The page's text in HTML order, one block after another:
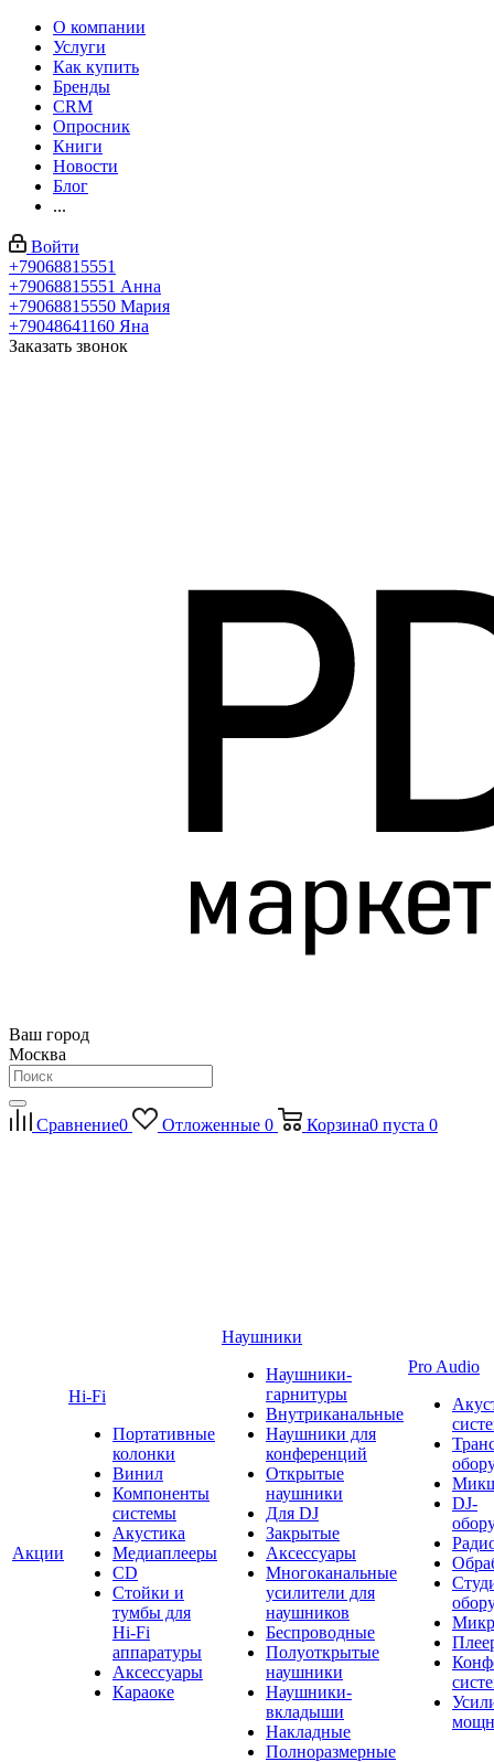
О компании
Услуги
Как купить
Бренды
CRM
Опросник
Книги
Новости
Блог
...
Войти
+79068815551
+79068815551 Анна
+79068815550 Мария
+79048641160 Яна
Заказать звонок
Ваш город
Москва
Сравнение0 Отложенные 0 Корзина0 пуста 0
Акции
Hi-Fi
Портативные
колонки
Винил
Компоненты
системы
Акустика
Медиаплееры
CD
Стойки и
тумбы для
Hi-Fi
аппаратуры
Аксессуары
Караоке
Наушники
Наушники-
гарнитуры
Внутриканальные
Наушники для
конференций
Открытые
наушники
Для DJ
Закрытые
Аксессуары
Многоканальные
усилители для
наушников
Беспроводные
Полуоткрытые
наушники
Наушники-
вкладыши
Накладные
Полноразмерные
Pro Audio
DJ-